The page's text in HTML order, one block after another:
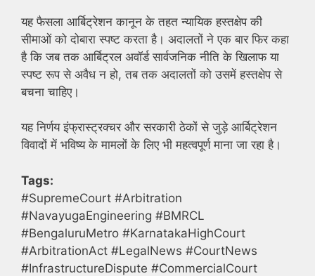
यह फैसला आर्बिट्रेशन कानून के तहत न्यायिक हस्तक्षेप की
सीमाओं को दोबारा स्पष्ट करता है। अदालतों ने एक बार फिर कहा
है कि जब तक आर्बिट्रल अवॉर्ड सार्वजनिक नीति के खिलाफ या
स्पष्ट रूप से अवैध न हो, तब तक अदालतों को उसमें हस्तक्षेप से
बचना चाहिए।
यह निर्णय इंफ्रास्ट्रक्चर और सरकारी ठेकों से जुड़े आर्बिट्रेशन
विवादों में भविष्य के मामलों के लिए भी महत्वपूर्ण माना जा रहा है।
Tags:
#SupremeCourt #Arbitration
#NavayugaEngineering #BMRCL
#BengaluruMetro #KarnatakaHighCourt
#ArbitrationAct #LegalNews #CourtNews
#InfrastructureDispute #CommercialCourt